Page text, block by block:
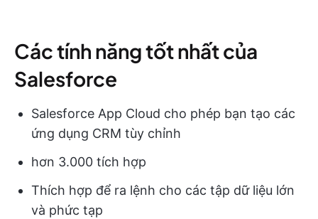
Các tính năng tốt nhất của
Salesforce
Salesforce App Cloud cho phép bạn tạo các
ứng dụng CRM tùy chỉnh
hơn 3.000 tích hợp
Thích hợp để ra lệnh cho các tập dữ liệu lớn
và phức tạp